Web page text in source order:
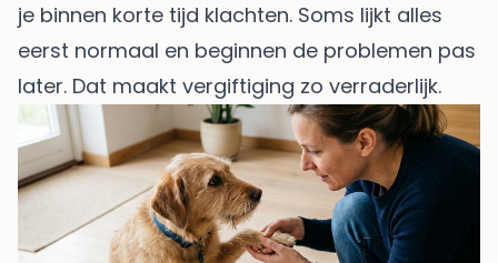
je binnen korte tijd klachten. Soms lijkt alles
eerst normaal en beginnen de problemen pas
later. Dat maakt vergiftiging zo verraderlijk.